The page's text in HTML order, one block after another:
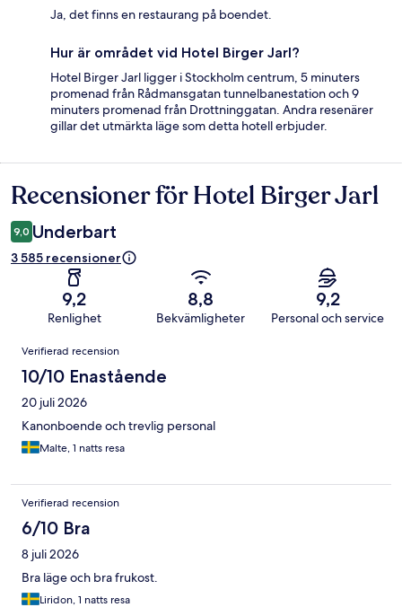
Ja, det finns en restaurang på boendet.
Hur är området vid Hotel Birger Jarl?
Hotel Birger Jarl ligger i Stockholm centrum, 5 minuters
promenad från Rådmansgatan tunnelbanestation och 9
minuters promenad från Drottninggatan. Andra resenärer
gillar det utmärkta läge som detta hotell erbjuder.
Recensioner
Recensioner för Hotel Birger Jarl
9,0 Underbart
3 585 recensioner
9,2
Renlighet
8,8
Bekvämligheter
9,2
Personal och service
Recensioner
Verifierad recension
10/10 Enastående
20 juli 2026
Kanonboende och trevlig personal
Malte, 1 natts resa
Verifierad recension
6/10 Bra
8 juli 2026
Bra läge och bra frukost.
Liridon, 1 natts resa